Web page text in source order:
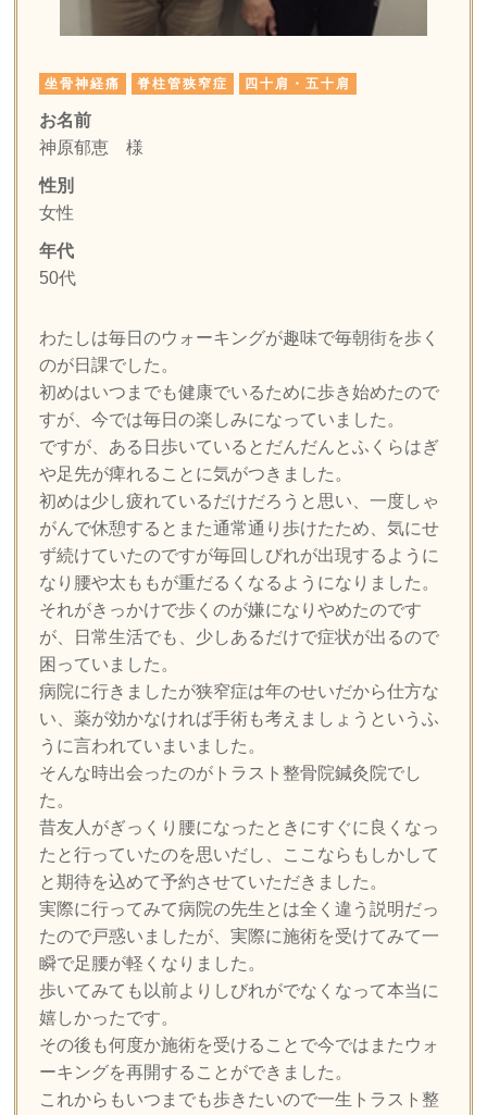
坐骨神経痛 脊柱管狭窄症 四十肩・五十肩
お名前
神原郁恵 様
性別
女性
年代
50代
わたしは毎日のウォーキングが趣味で毎朝街を歩く
のが日課でした。
初めはいつまでも健康でいるために歩き始めたので
すが、今では毎日の楽しみになっていました。
ですが、ある日歩いているとだんだんとふくらはぎ
や足先が痺れることに気がつきました。
初めは少し疲れているだけだろうと思い、一度しゃ
がんで休憩するとまた通常通り歩けたため、気にせ
ず続けていたのですが毎回しびれが出現するように
なり腰や太ももが重だるくなるようになりました。
それがきっかけで歩くのが嫌になりやめたのです
が、日常生活でも、少しあるだけで症状が出るので
困っていました。
病院に行きましたが狭窄症は年のせいだから仕方な
い、薬が効かなければ手術も考えましょうというふ
うに言われていまいました。
そんな時出会ったのがトラスト整骨院鍼灸院でし
た。
昔友人がぎっくり腰になったときにすぐに良くなっ
たと行っていたのを思いだし、ここならもしかして
と期待を込めて予約させていただきました。
実際に行ってみて病院の先生とは全く違う説明だっ
たので戸惑いましたが、実際に施術を受けてみて一
瞬で足腰が軽くなりました。
歩いてみても以前よりしびれがでなくなって本当に
嬉しかったです。
その後も何度か施術を受けることで今ではまたウォ
ーキングを再開することができました。
これからもいつまでも歩きたいので一生トラスト整